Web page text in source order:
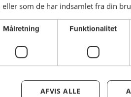
som de har indsamlet fra din
Målretning Funktionalitet
AFVIS ALLE